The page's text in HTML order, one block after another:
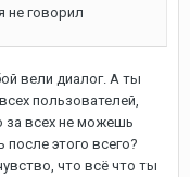
не говорил
вели диалог. А ты
пользователей,
за всех не можешь
этого всего?
что всё что ты